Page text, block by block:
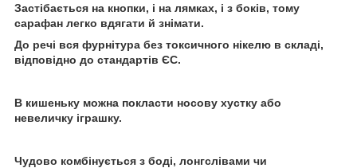
Застібається на кнопки, і на лямках, і з боків, тому
сарафан легко вдягати й знімати.
До речі вся фурнітура без токсичного нікелю в складі,
відповідно до стандартів ЄС.
В кишеньку можна покласти носову хустку або
невеличку іграшку.
Чудово комбінується з боді, лонгслівами чи